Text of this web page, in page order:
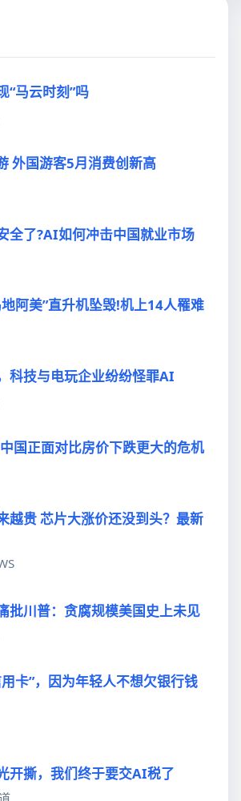
“马云时刻”吗
外国游客5月消费创新高
全了?AI如何冲击中国就业市场
阿美”直升机坠毁!机上14人罹难
科技与电玩企业纷纷怪罪AI
国正面对比房价下跌更大的危机
越贵 芯片大涨价还没到头？最新
批川普：贪腐规模美国史上未见
卡”，因为年轻人不想欠银行钱
开撕，我们终于要交AI税了